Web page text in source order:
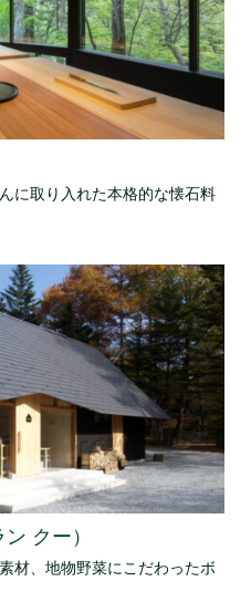
に取り入れた本格的な懐石料
クー）
材、地物野菜にこだわったボ